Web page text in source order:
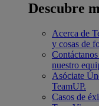
Descubre
Acerca de
y cosas de
Contáctanos
nuestro
Asóciate
TeamUP.
Casos de